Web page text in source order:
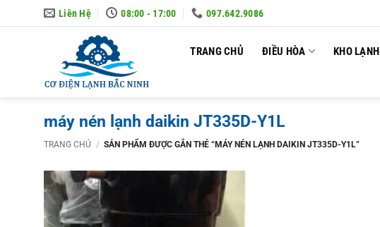
to
Liên Hệ 08:00 - 17:00 097.642.9086
TRANG CHỦ ĐIỀU HÒA KHO LẠNH
máy nén lạnh daikin JT335D-Y1L
TRANG CHỦ / SẢN PHẨM ĐƯỢC GẮN THẺ “MÁY NÉN LẠNH DAIKIN JT335D-Y1L”